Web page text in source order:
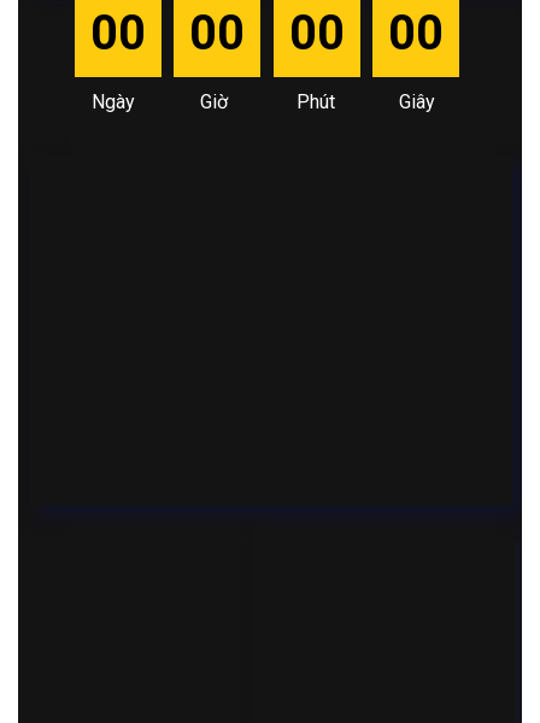
00 00 00 00
Ngày Giờ Phút Giây